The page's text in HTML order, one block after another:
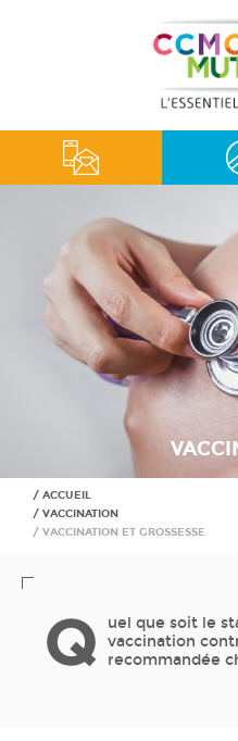
ACCUEIL
VACCINATION
VACCINATION ET GROSSESSE
Q
uel que soit le
vaccination
recommandée